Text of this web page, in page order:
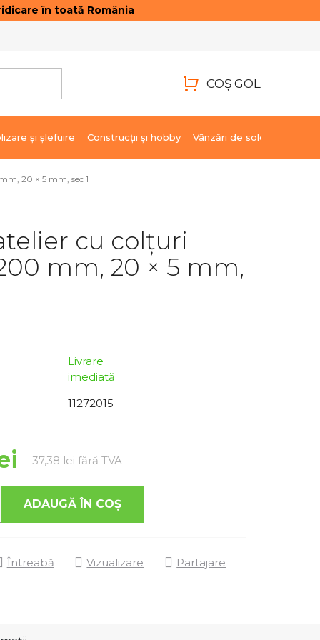
în toată România
DE
COŞ GOL
şi şlefuire Construcții și hobby Vânzări de soldare
20 × 5 mm, sec 1
cu colțuri
mm, 20 × 5 mm,
Livrare
imediată
11272015
37,38 lei fără TVA
ADAUGĂ ÎN COŞ
Întreabă Vizualizare Partajare